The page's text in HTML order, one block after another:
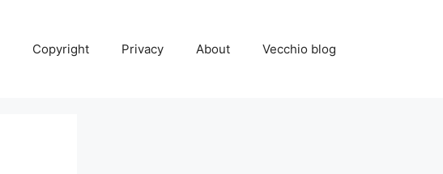
Copyright Privacy About Vecchio blog